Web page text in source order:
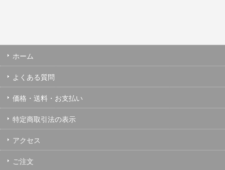
ホーム
よくある質問
価格・送料・お支払い
特定商取引法の表示
アクセス
ご注文